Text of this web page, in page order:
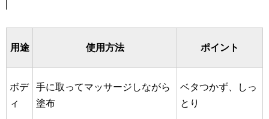
用途 使用方法 ポイント
ボデ
ィ
手に取ってマッサージしながら
塗布
ベタつかず、しっ
とり